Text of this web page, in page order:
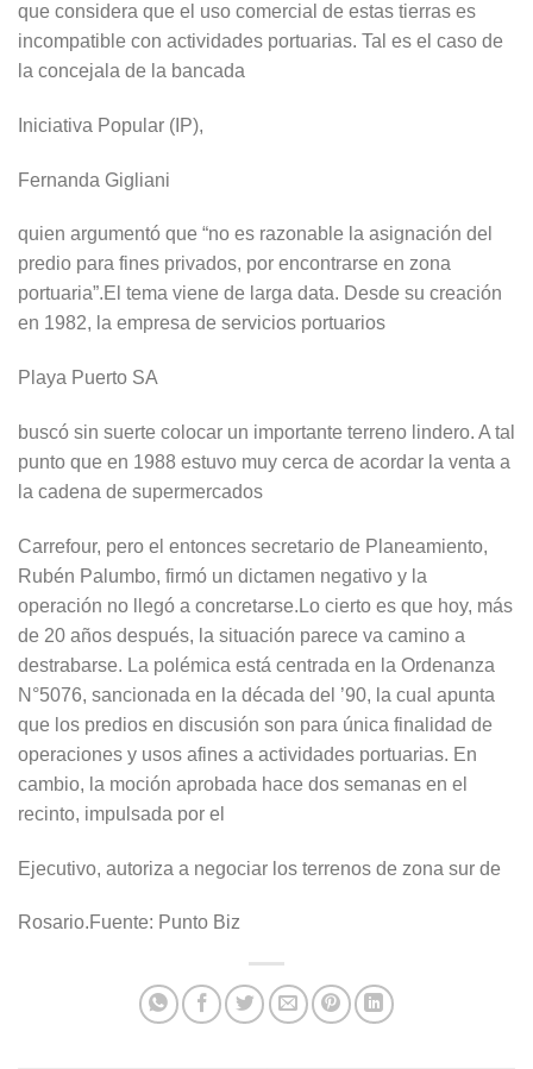
que considera que el uso comercial de estas tierras es
incompatible con actividades portuarias. Tal es el caso de
la concejala de la bancada
Iniciativa Popular (IP),
Fernanda Gigliani
quien argumentó que “no es razonable la asignación del
predio para fines privados, por encontrarse en zona
portuaria”.El tema viene de larga data. Desde su creación
en 1982, la empresa de servicios portuarios
Playa Puerto SA
buscó sin suerte colocar un importante terreno lindero. A tal
punto que en 1988 estuvo muy cerca de acordar la venta a
la cadena de supermercados
Carrefour, pero el entonces secretario de Planeamiento,
Rubén Palumbo, firmó un dictamen negativo y la
operación no llegó a concretarse.Lo cierto es que hoy, más
de 20 años después, la situación parece va camino a
destrabarse. La polémica está centrada en la Ordenanza
N°5076, sancionada en la década del ’90, la cual apunta
que los predios en discusión son para única finalidad de
operaciones y usos afines a actividades portuarias. En
cambio, la moción aprobada hace dos semanas en el
recinto, impulsada por el
Ejecutivo, autoriza a negociar los terrenos de zona sur de
Rosario.Fuente: Punto Biz